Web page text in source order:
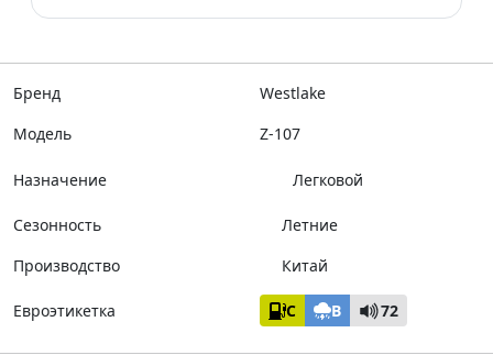
Бренд
Westlake
Модель
Z-107
Назначение Легковой
Сезонность
Летние
Производство
Китай
Евроэтикетка C B 72